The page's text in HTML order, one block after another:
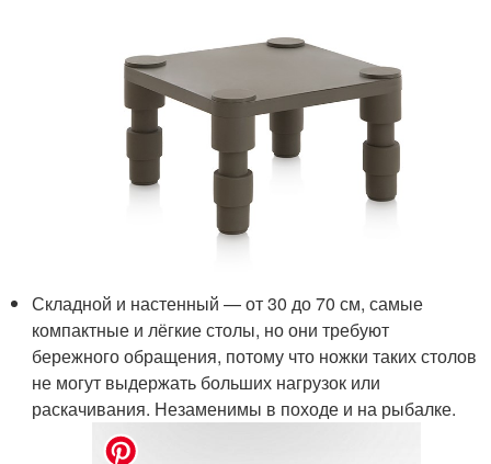
Складной и настенный — от 30 до 70 см, самые
компактные и лёгкие столы, но они требуют
бережного обращения, потому что ножки таких столов
не могут выдержать больших нагрузок или
раскачивания. Незаменимы в походе и на рыбалке.